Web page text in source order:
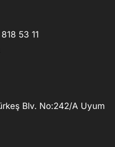
53 11
Blv. No:242/A Uyum